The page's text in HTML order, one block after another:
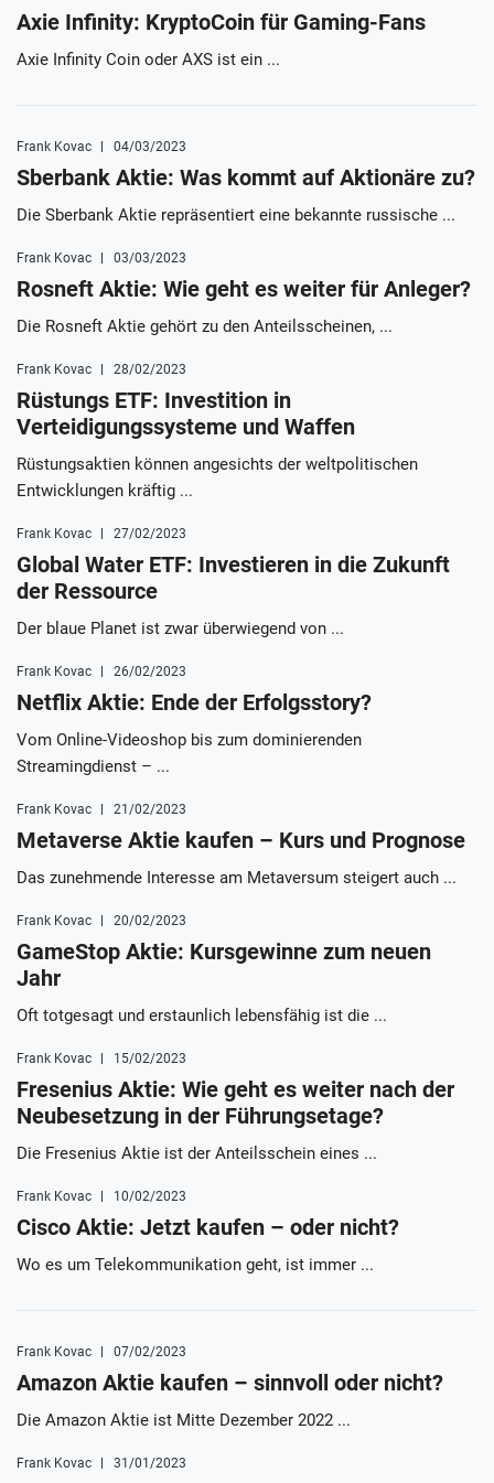
Axie Infinity: KryptoCoin für Gaming-Fans
Axie Infinity Coin oder AXS ist ein ...
Frank Kovac 04/03/2023
Sberbank Aktie: Was kommt auf Aktionäre zu?
Die Sberbank Aktie repräsentiert eine bekannte russische ...
Frank Kovac 03/03/2023
Rosneft Aktie: Wie geht es weiter für Anleger?
Die Rosneft Aktie gehört zu den Anteilsscheinen, ...
Frank Kovac 28/02/2023
Rüstungs ETF: Investition in
Verteidigungssysteme und Waffen
Rüstungsaktien können angesichts der weltpolitischen
Entwicklungen kräftig ...
Frank Kovac 27/02/2023
Global Water ETF: Investieren in die Zukunft
der Ressource
Der blaue Planet ist zwar überwiegend von ...
Frank Kovac 26/02/2023
Netflix Aktie: Ende der Erfolgsstory?
Vom Online-Videoshop bis zum dominierenden
Streamingdienst – ...
Frank Kovac 21/02/2023
Metaverse Aktie kaufen – Kurs und Prognose
Das zunehmende Interesse am Metaversum steigert auch ...
Frank Kovac 20/02/2023
GameStop Aktie: Kursgewinne zum neuen
Jahr
Oft totgesagt und erstaunlich lebensfähig ist die ...
Frank Kovac 15/02/2023
Fresenius Aktie: Wie geht es weiter nach der
Neubesetzung in der Führungsetage?
Die Fresenius Aktie ist der Anteilsschein eines ...
Frank Kovac 10/02/2023
Cisco Aktie: Jetzt kaufen – oder nicht?
Wo es um Telekommunikation geht, ist immer ...
Frank Kovac 07/02/2023
Amazon Aktie kaufen – sinnvoll oder nicht?
Die Amazon Aktie ist Mitte Dezember 2022 ...
Frank Kovac 31/01/2023